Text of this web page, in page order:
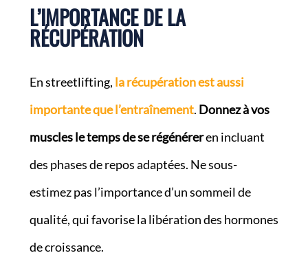
L’IMPORTANCE DE LA
RÉCUPÉRATION
En streetlifting, la récupération est aussi
importante que l’entraînement. Donnez à vos
muscles le temps de se régénéreren incluant
des phases de repos adaptées. Ne sous-
estimez pas l’importance d’un sommeil de
qualité, qui favorise la libération des hormones
de croissance.